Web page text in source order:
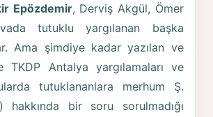
Epözdemir, Derviş Akgül, Ömer
tutuklu yargılanan başka
Ama şimdiye kadar yazılan ve
TKDP Antalya yargılamaları ve
tutuklananlara merhum Ş.
hakkında bir soru sorulmadığı